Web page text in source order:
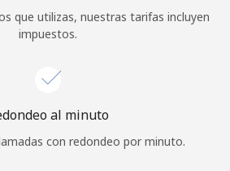
Iniciar Sesión
que utilizas, nuestras tarifas incluyen
impuestos.
al minuto
con redondeo por minuto.